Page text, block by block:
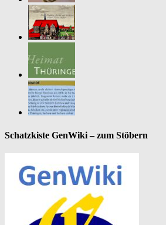
Schatzkiste GenWiki – zum Stöbern